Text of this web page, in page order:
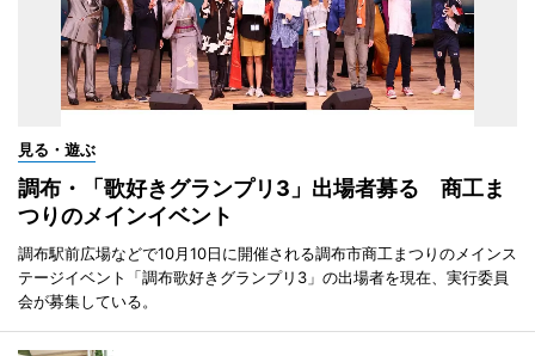
見る・遊ぶ
調布・「歌好きグランプリ3」出場者募る 商工ま
つりのメインイベント
調布駅前広場などで10月10日に開催される調布市商工まつりのメインス
テージイベント「調布歌好きグランプリ3」の出場者を現在、実行委員
会が募集している。